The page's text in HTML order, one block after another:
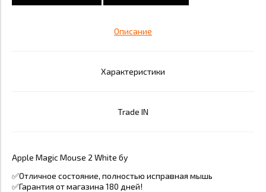
Описание
Характеристики
Trade IN
Apple Magic Mouse 2 White бу
✅Отличное состояние, полностью исправная мышь
✅Гарантия от магазина 180 дней!